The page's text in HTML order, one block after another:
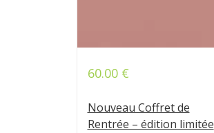
60.00 €
Nouveau Coffret de
Rentrée – édition limitée